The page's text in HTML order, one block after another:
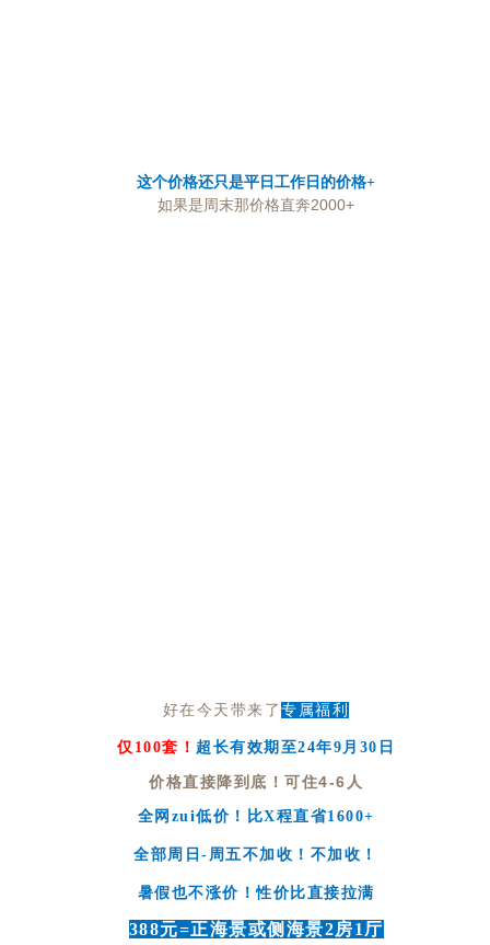
这个价格还只是平日工作日的价格+
如果是周末那价格直奔2000+
好在今天带来了专属福利
仅100套！ 超长有效期至24年9月30日
价格直接降到底！可住4-6人
全网zui低价！比X程直省1600+
全部周日-周五不加收！不加收！
暑假也不涨价！性价比直接拉满
388元=正海景或侧海景2房1厅